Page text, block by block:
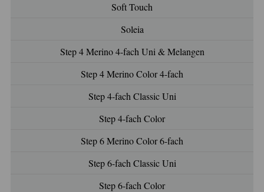
Soft Touch
Soleia
Step 4 Merino 4-fach Uni & Melangen
Step 4 Merino Color 4-fach
Step 4-fach Classic Uni
Step 4-fach Color
Step 6 Merino Color 6-fach
Step 6-fach Classic Uni
Step 6-fach Color